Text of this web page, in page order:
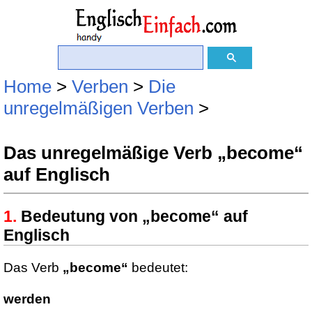
Home > Verben > Die
unregelmäßigen Verben >
Das unregelmäßige Verb „become“
auf Englisch
Bedeutung von „become“ auf
Englisch
Das Verb „become“ bedeutet:
werden